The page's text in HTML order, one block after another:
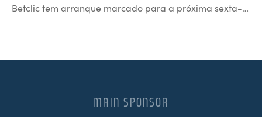
Betclic tem arranque marcado para a próxima sexta-…
MAIN SPONSOR